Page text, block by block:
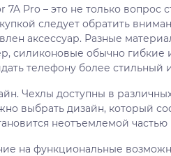
7A Pro – это не только
следует обратить
аксессуар. Разные
силиконовые обычно
телефону более стильный
Чехлы доступны в
выбрать дизайн, который
неотъемлемой частью
на функциональные